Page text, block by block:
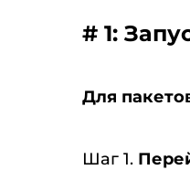
# 1:
Для
Шаг 1.